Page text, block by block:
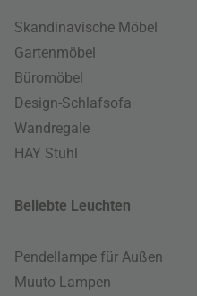
Skandinavische Möbel
Gartenmöbel
Büromöbel
Design-Schlafsofa
Wandregale
HAY Stuhl
Beliebte Leuchten
Pendellampe für Außen
Muuto Lampen